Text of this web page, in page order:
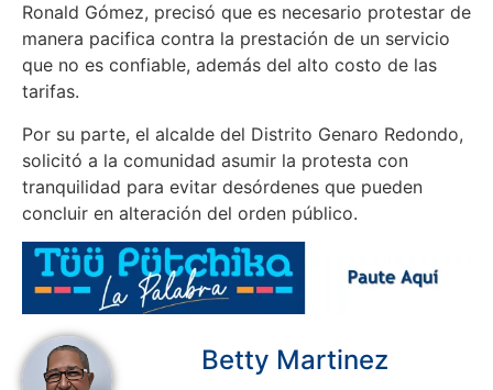
Ronald Gómez, precisó que es necesario protestar de
manera pacifica contra la prestación de un servicio
que no es confiable, además del alto costo de las
tarifas.
Por su parte, el alcalde del Distrito Genaro Redondo,
solicitó a la comunidad asumir la protesta con
tranquilidad para evitar desórdenes que pueden
concluir en alteración del orden público.
Betty Martinez